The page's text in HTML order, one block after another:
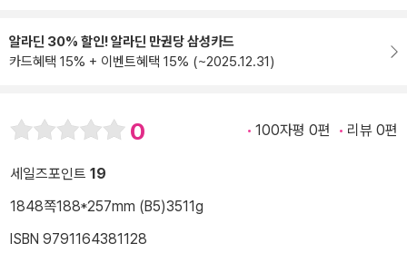
알라딘 30% 할인! 알라딘 만권당 삼성카드
카드혜택 15% + 이벤트혜택 15% (~2025.12.31)
0 100자평 0편 리뷰 0편
세일즈포인트 19
1848쪽188*257mm (B5)3511g
ISBN 9791164381128